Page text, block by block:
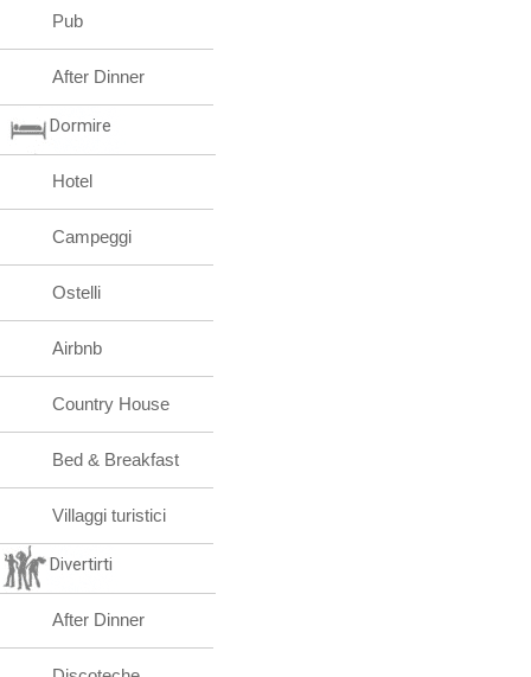
Pub
After Dinner
Dormire
Hotel
Campeggi
Ostelli
Airbnb
Country House
Bed & Breakfast
Villaggi turistici
Divertirti
After Dinner